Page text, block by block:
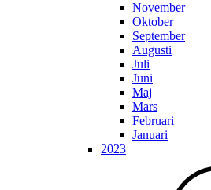
November
Oktober
September
Augusti
Juli
Juni
Maj
Mars
Februari
Januari
2023